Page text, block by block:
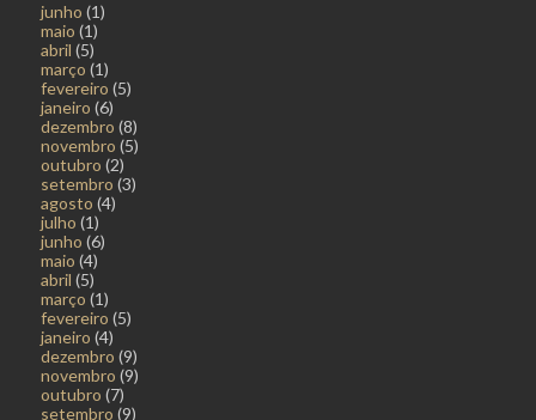
junho (1)
maio (1)
abril (5)
março (1)
fevereiro (5)
janeiro (6)
dezembro (8)
novembro (5)
outubro (2)
setembro (3)
agosto (4)
julho (1)
junho (6)
maio (4)
abril (5)
março (1)
fevereiro (5)
janeiro (4)
dezembro (9)
novembro (9)
outubro (7)
setembro (9)